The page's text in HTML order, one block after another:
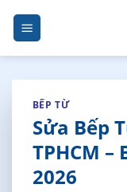
Skip
content
BẾP TỪ
Sửa Bếp
TPHCM
2026